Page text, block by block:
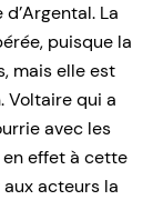
La
puisque la
mais elle est
Voltaire qui a
avec les
en effet à cette
acteurs la